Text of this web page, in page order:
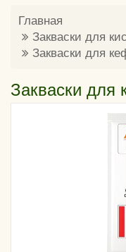
Главная
Закваски для
Закваски для
Закваски для